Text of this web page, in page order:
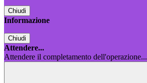
Chiudi
Informazione
Chiudi
Attendere...
Attendere il completamento dell'operazione...